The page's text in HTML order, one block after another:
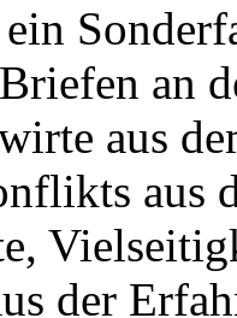
an
aus
aus
der